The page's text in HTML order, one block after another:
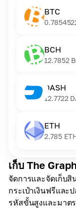
เก็บ The
จัดการและจัดเก็บ
กระเป๋าเงินฟรีและ
รหัสขั้นสูงและมาต
BTC
BCH
12.7852
DASH
12.7722
ETH
2.785